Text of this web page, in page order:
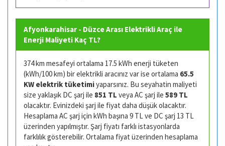
Afyonkarahisar - Düzce Arası Elektrikli Araç ile
Enerji Maliyeti Kaç TL?
374 km mesafeyi ortalama 17.5 kWh enerji tüketen
(kWh/100 km) bir elektrikli aracınız var ise ortalama 65.5
KW elektrik tüketimiyaparsınız. Bu seyahatin maliyeti
size yaklaşık DC şarj ile 851 TL veya AC şarj ile 589 TL
olacaktır. Evinizdeki şarj ile fiyat daha düşük olacaktır.
Hesaplama AC şarj için kWh başına 9 TL ve DC şarj 13 TL
üzerinden yapılmıştır. Şarj fiyatı farklı istasyonlarda
farklılık gösterebilir. Ortalama fiyat üzerinden hesaplama